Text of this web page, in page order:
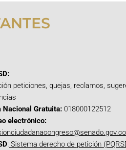
peticiones, quejas, reclamos,
Nacional Gratuita: 018000122512
electrónico:
: Sistema derecho de petición